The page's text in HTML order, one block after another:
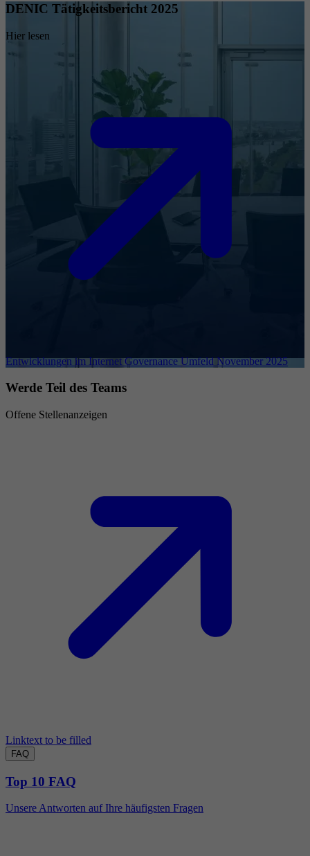
DENIC Tätigkeitsbericht 2025
Hier lesen
Entwicklungen im Internet Governance Umfeld November 2025
Werde Teil des Teams
Offene Stellenanzeigen
Linktext to be filled
FAQ
Top 10 FAQ
Unsere Antworten auf Ihre häufigsten Fragen